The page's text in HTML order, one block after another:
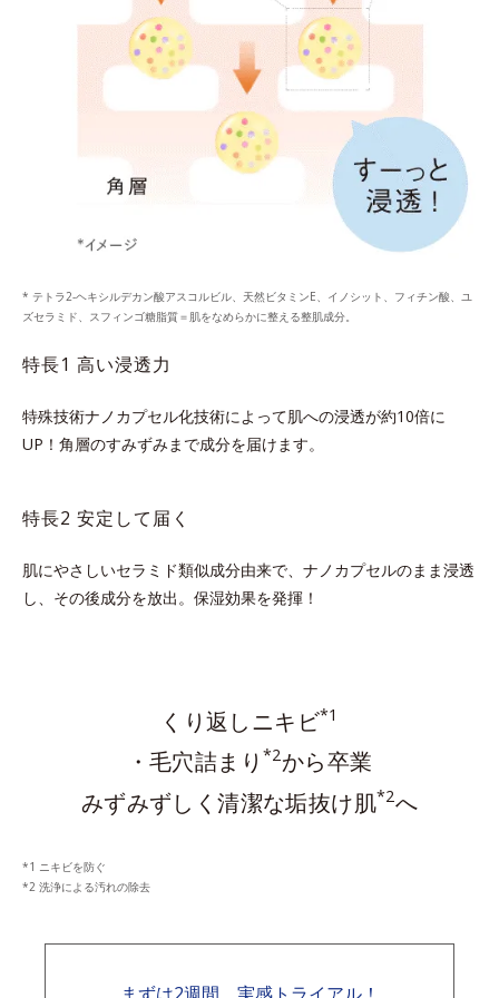
* テトラ2-ヘキシルデカン酸アスコルビル、天然ビタミンE、イノシット、フィチン酸、ユ
ズセラミド、スフィンゴ糖脂質＝肌をなめらかに整える整肌成分。
特長1 高い浸透力
特殊技術ナノカプセル化技術によって肌への浸透が約10倍に
UP！ 角層のすみずみまで成分を届けます。
特長2 安定して届く
肌にやさしいセラミド類似成分由来で、ナノカプセルのまま浸透
し、その後成分を放出。保湿効果を発揮！
くり返しニキビ*1
・毛穴詰まり *2から卒業
みずみずしく清潔な垢抜け肌*2へ
ニキビを防ぐ
洗浄による汚れの除去